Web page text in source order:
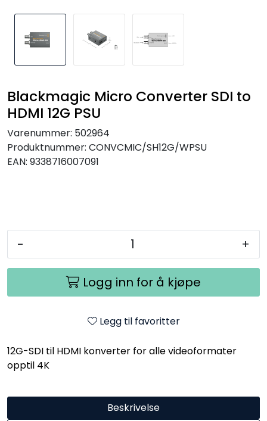
Blackmagic Micro Converter SDI to
HDMI 12G PSU
Varenummer: 502964
Produktnummer: CONVCMIC/SH12G/WPSU
EAN: 9338716007091
- +
Logg inn for å kjøpe
Legg til favoritter
12G-SDI til HDMI konverter for alle videoformater
opptil 4K
Beskrivelse
BRUKT
SAMTALEROM